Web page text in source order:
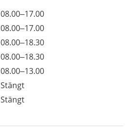
08.00–17.00
08.00–17.00
08.00–18.30
08.00–18.30
08.00–13.00
Stängt
Stängt